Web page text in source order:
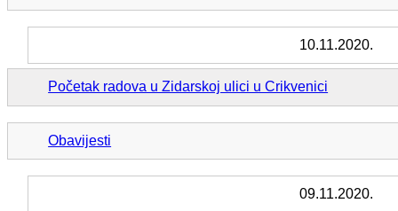
10.11.2020.
Početak radova u Zidarskoj ulici u Crikvenici
Obavijesti
09.11.2020.